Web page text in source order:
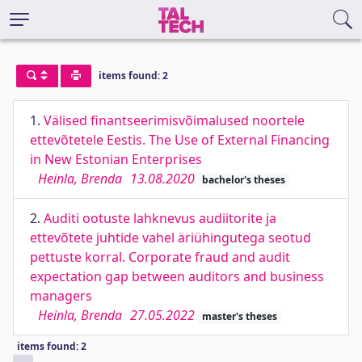
items found: 2
1. Välised finantseerimisvõimalused noortele
ettevõtetele Eestis. The Use of External Financing
in New Estonian Enterprises
Heinla, Brenda 13.08.2020 bachelor's theses
2. Auditi ootuste lahknevus audiitorite ja
ettevõtete juhtide vahel äriühingutega seotud
pettuste korral. Corporate fraud and audit
expectation gap between auditors and business
managers
Heinla, Brenda 27.05.2022 master's theses
items found: 2